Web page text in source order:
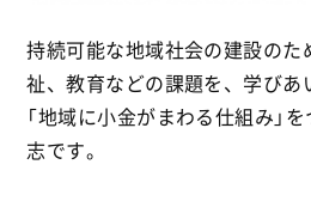
持続可能な地域社会の建設のた
祉、教育などの課題を、学びあ
「地域に小金がまわる仕組み」
志です。